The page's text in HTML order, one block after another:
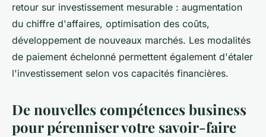
retour sur investissement mesurable : augmentation
du chiffre d'affaires, optimisation des coûts,
développement de nouveaux marchés. Les modalités
de paiement échelonné permettent également d'étaler
l'investissement selon vos capacités financières.
De nouvelles compétences business
pour pérenniser votre savoir-faire